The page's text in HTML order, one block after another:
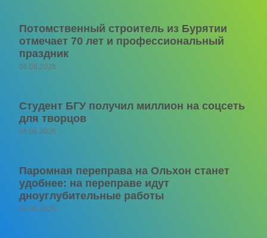
Потомственный строитель из Бурятии
отмечает 70 лет и профессиональный
праздник
06.08.2026
Студент БГУ получил миллион на соцсеть
для творцов
06.08.2026
Паромная переправа на Ольхон станет
удобнее: на переправе идут
дноуглубительные работы
06.08.2026